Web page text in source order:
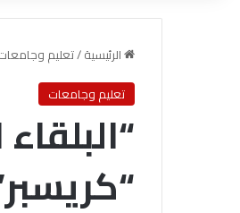
الرئيسية/تعليم
تعليم وجامعات